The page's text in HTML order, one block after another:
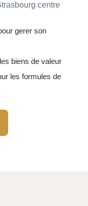
centre
gerer son
biens de valeur
les formules de